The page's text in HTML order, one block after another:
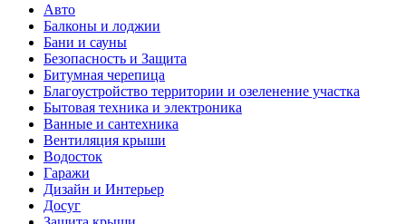
Авто
Балконы и лоджии
Бани и сауны
Безопасность и Защита
Битумная черепица
Благоустройство территории и озеленение участка
Бытовая техника и электроника
Ванные и сантехника
Вентиляция крыши
Водосток
Гаражи
Дизайн и Интерьер
Досуг